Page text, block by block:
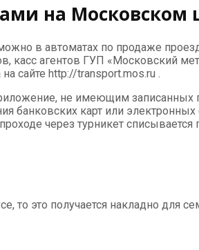
на Московском
в автоматах по продаже
агентов ГУП «Московский
сайте http://transport.mos.ru .
не имеющим записанных
карт или электронных
через турникет
то это получается накладно для